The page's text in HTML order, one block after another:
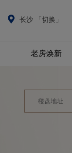
长沙 「切换」
老房焕新